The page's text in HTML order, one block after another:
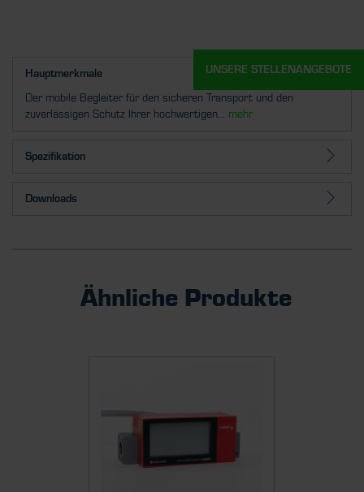
Hauptmerkmale
Der mobile Begleiter für den sicheren Transport und den
zuverlässigen Schutz Ihrer hochwertigen... mehr
Spezifikation
Downloads
Ähnliche Produkte
UNSERE STELLENANGEBOTE